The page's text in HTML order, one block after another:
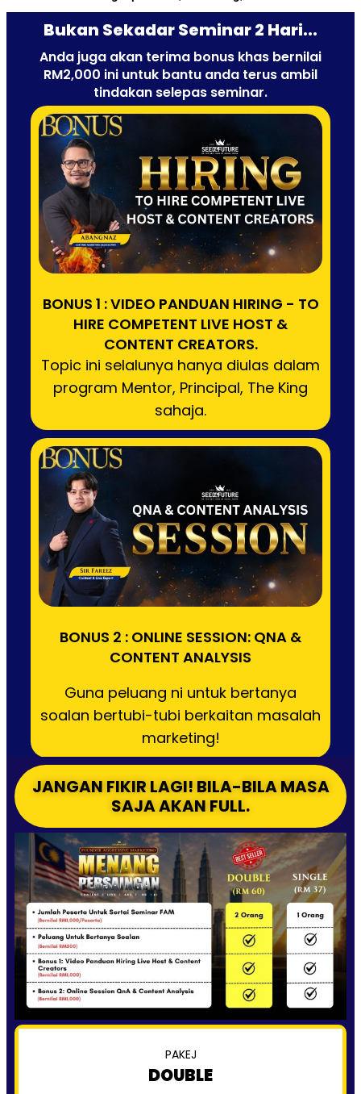
Bukan Sekadar Seminar 2 Hari...
Anda juga akan terima bonus khas bernilai
RM2,000 ini untuk bantu anda terus ambil
tindakan selepas seminar.
BONUS 1 : VIDEO PANDUAN HIRING - TO
HIRE COMPETENT LIVE HOST &
CONTENT CREATORS.
Topic ini selalunya hanya diulas dalam
program Mentor, Principal, The King
sahaja.
BONUS 2 : ONLINE SESSION: QNA &
CONTENT ANALYSIS
Guna peluang ni untuk bertanya
soalan bertubi-tubi berkaitan masalah
marketing!
JANGAN FIKIR LAGI! BILA-BILA MASA
SAJA AKAN FULL.
PAKEJ
DOUBLE